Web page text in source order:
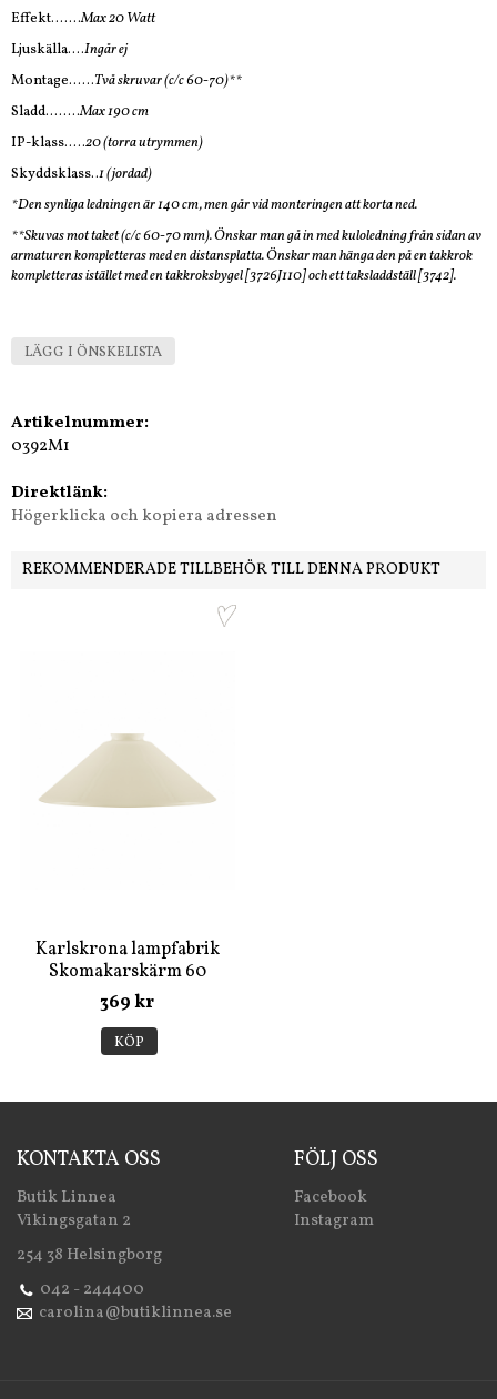
Effekt.......Max 20 Watt
Ljuskälla....Ingår ej
Montage......Två skruvar (c/c 60-70)**
Sladd........Max 190 cm
IP-klass.....20 (torra utrymmen)
Skyddsklass..1 (jordad)
*Den synliga ledningen är 140 cm, men går vid monteringen att korta ned.
**Skuvas mot taket (c/c 60-70 mm). Önskar man gå in med kuloledning från sidan av
armaturen kompletteras med en distansplatta. Önskar man hänga den på en takkrok
kompletteras istället med en takkroksbygel [3726J110] och ett taksladdställ [3742].
LÄGG I ÖNSKELISTA
Artikelnummer:
0392M1
Direktlänk:
Högerklicka och kopiera adressen
REKOMMENDERADE TILLBEHÖR TILL DENNA PRODUKT
Karlskrona lampfabrik
Skomakarskärm 60
/Dia250 (Benvit)
369 kr
KÖP
KONTAKTA OSS
Butik Linnea
Vikingsgatan 2
254 38 Helsingborg
042 - 244400
carolina@butiklinnea.se
FÖLJ OSS
Facebook
Instagram